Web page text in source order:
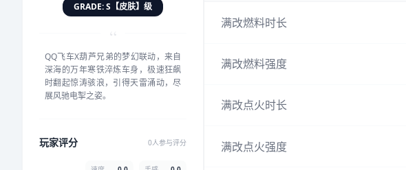
GRADE: S【皮肤】级
“
QQ飞车X葫芦兄弟的梦幻联动，来自
深海的万年寒铁淬炼车身，极速狂飙
时翻起惊涛骇浪，引得天雷涌动，尽
展风驰电掣之姿。
玩家评分 0人参与评分
满改燃料时长
满改燃料强度
满改点火时长
满改点火强度
★★★★★★★
手感 5.0分
★★★★★★★ ★★
★★★★